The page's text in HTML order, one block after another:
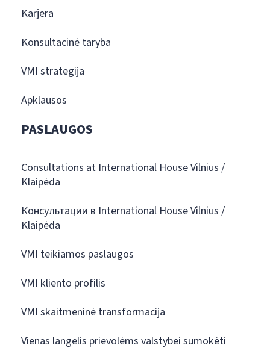
Karjera
Konsultacinė taryba
VMI strategija
Apklausos
PASLAUGOS
Consultations at International House Vilnius /
Klaipėda
Консультации в International House Vilnius /
Klaipėda
VMI teikiamos paslaugos
VMI kliento profilis
VMI skaitmeninė transformacija
Vienas langelis prievolėms valstybei sumokėti